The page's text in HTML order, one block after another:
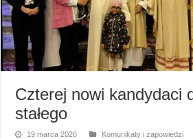
Czterej nowi kandydaci
stałego
19 marca 2026 Komunikaty i zapowiedzi